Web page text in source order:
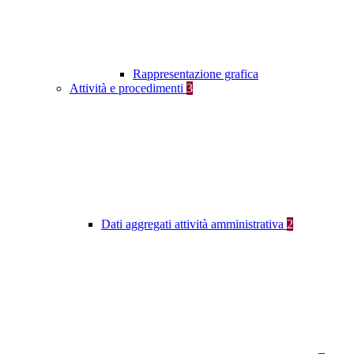
Rappresentazione grafica
Attività e procedimenti 3
Dati aggregati attività amministrativa 2